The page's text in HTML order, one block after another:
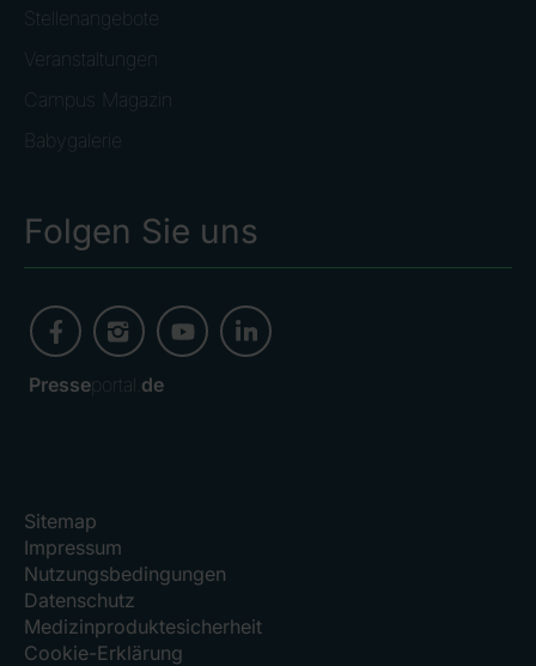
Stellenangebote
Veranstaltungen
Campus Magazin
Babygalerie
Folgen Sie uns
Presseportal. de
Sitemap
Impressum
Nutzungsbedingungen
Datenschutz
Medizinproduktesicherheit
Cookie-Erklärung